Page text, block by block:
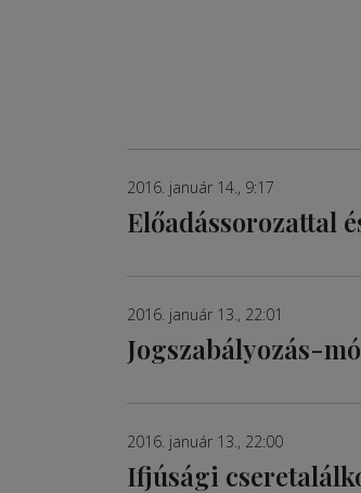
2016. január 14., 9:17
Előadássorozattal
2016. január 13., 22:01
Jogszabályozás-
2016. január 13., 22:00
Ifjúsági